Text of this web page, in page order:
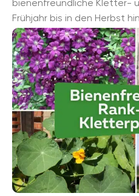
bienenfreundliche Kletter-
Frühjahr bis in den Herbst
Nektar- und Pollenquellen
brauchen viel ...